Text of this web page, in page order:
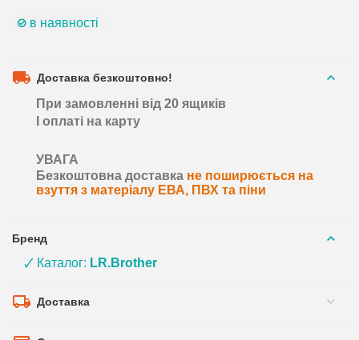
в наявності
Доставка безкоштовно!
При замовленні від 20 ящиків
І оплаті на карту
УВАГА
Безкоштовна доставка не поширюється на
взуття з матеріалу ЕВА, ПВХ та піни
Бренд
🗸 Каталог: LR.Brother
Доставка